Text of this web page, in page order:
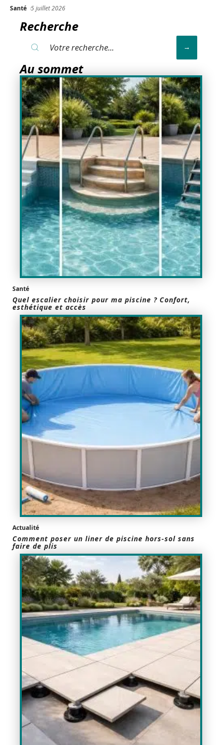
Santé 5 juillet 2026
Recherche
Au sommet
Santé
Quel escalier choisir pour ma piscine ? Confort,
esthétique et accès
Actualité
Comment poser un liner de piscine hors-sol sans
faire de plis